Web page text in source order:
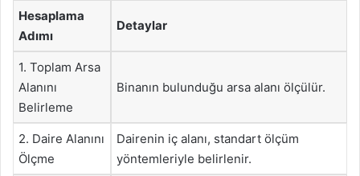
Hesaplama
Adımı
Detaylar
1. Toplam Arsa
Alanını
Belirleme
Binanın bulunduğu arsa alanı ölçülür.
2. Daire Alanını
Ölçme
Dairenin iç alanı, standart ölçüm
yöntemleriyle belirlenir.